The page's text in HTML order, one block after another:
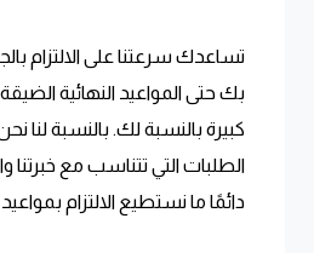
تساعدك سرعتنا على الالتزام
بك حتى المواعيد النهائية
كبيرة بالنسبة لك. بالنسبة لنا
الطلبات التي تتناسب مع خبرتنا
دائمًا ما نستطيع الالتزام